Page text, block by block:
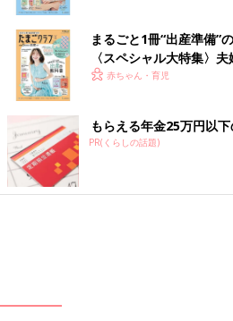
まるごと1冊“出産準備”
〈スペシャル大特集〉
赤ちゃん・育児
もらえる年金25万円以
PR(くらしの話題)